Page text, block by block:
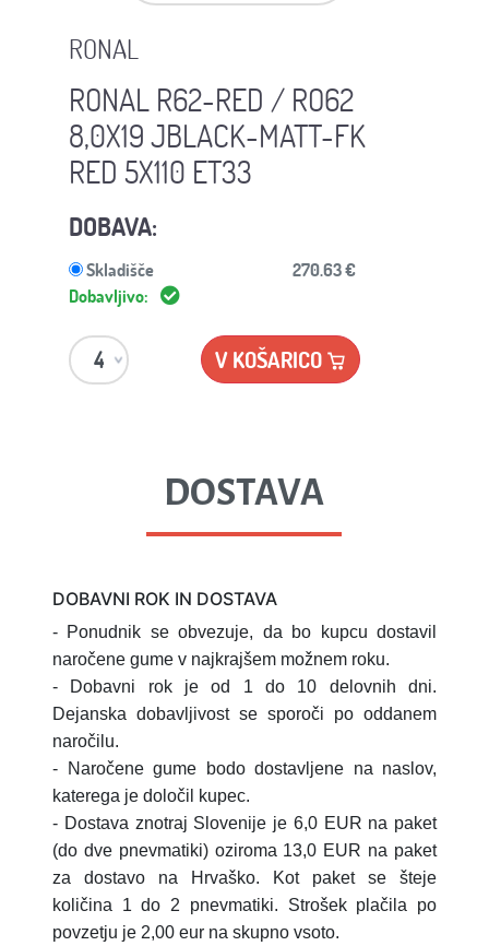
RONAL
RONAL R62-RED / RO62
8,0X19 JBLACK-MATT-FK
RED 5X110 ET33
DOBAVA:
Skladišče
270.63 €
Dobavljivo:
V KOŠARICO
DOSTAVA
DOBAVNI ROK IN DOSTAVA
- Ponudnik se obvezuje, da bo kupcu dostavil
naročene gume v najkrajšem možnem roku.
- Dobavni rok je od 1 do 10 delovnih dni.
Dejanska dobavljivost se sporoči po oddanem
naročilu.
- Naročene gume bodo dostavljene na naslov,
katerega je določil kupec.
- Dostava znotraj Slovenije je 6,0 EUR na paket
(do dve pnevmatiki) oziroma 13,0 EUR na paket
za dostavo na Hrvaško.
Kot paket se šteje
količina 1 do 2 pnevmatiki. Strošek plačila po
povzetju je 2,00 eur na skupno vsoto.